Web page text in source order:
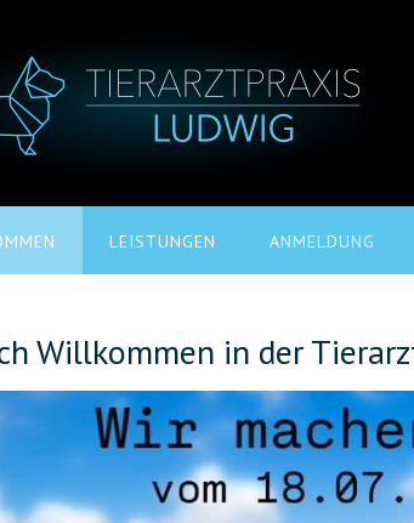
LEISTUNGEN ANMELDUNG
Willkommen in der